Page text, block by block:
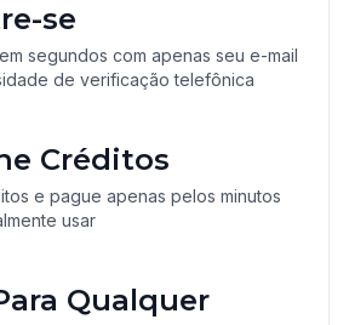
se
segundos com apenas seu e-mail
de verificação telefônica
Créditos
e pague apenas pelos minutos
usar
Qualquer